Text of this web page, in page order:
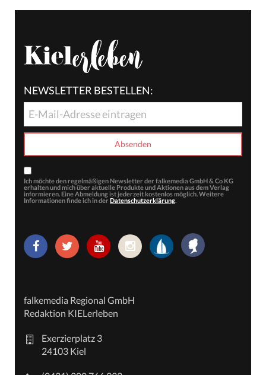
NEWSLETTER BESTELLEN:
Ich möchte den regelmäßigen Newsletter der falkemedia GmbH & Co KG
erhalten und mich über aktuelle Produkte und Aktionen aus dem Verlag
informieren. Eine Abmeldung ist jederzeit kostenlos möglich. Weitere
Informationen finde ich in der Datenschutzerklärung.
falkemedia Regional GmbH
Redaktion KIELerleben
Exerzierplatz 3
24103 Kiel